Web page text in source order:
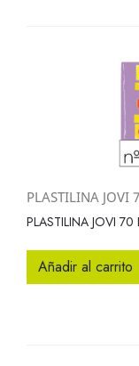
PLASTILINA JOVI
PLASTILINA JOVI
Añadir al carrito